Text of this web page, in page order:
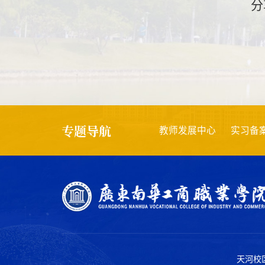
专题导航
项目评审 教师发展中心 实习备案 师德师
天河校